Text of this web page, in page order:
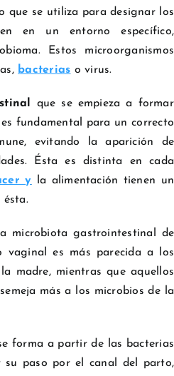
que se utiliza para designar los
en un entorno específico,
Estos microorganismos
bacterias o virus.
que se empieza a formar
fundamental para un correcto
evitando la aparición de
Ésta es distinta en cada
y la alimentación tienen un
ésta.
microbiota gastrointestinal de
vaginal es más parecida a los
madre, mientras que aquellos
más a los microbios de la
forma a partir de las bacterias
su paso por el canal del parto,